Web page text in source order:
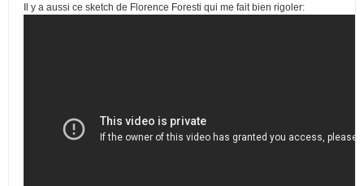
Il y a aussi ce sketch de Florence Foresti qui me fait bien rigoler: